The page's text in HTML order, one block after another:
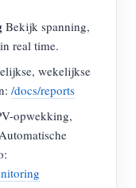
Bekijk spanning,
real time.
wekelijkse
/docs/reports
opwekking,